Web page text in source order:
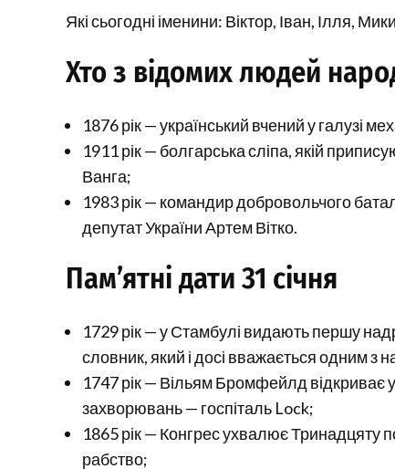
Які сьогодні іменини: Віктор, Іван, Ілля,
Хто з відомих людей
1876 рік — український вчений у галузі
1911 рік — болгарська сліпа, якій
Ванга;
1983 рік — командир добровольчого
депутат України Артем Вітко.
Пам’ятні дати 31 січня
1729 рік — у Стамбулі видають першу
словник, який і досі вважається одним з
1747 рік — Вільям Бромфейлд відкриває
захворювань — госпіталь Lock;
1865 рік — Конгрес ухвалює Тринадцяту
рабство;